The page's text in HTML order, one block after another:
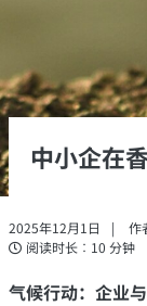
中小企在
2025年12月1日
作
阅读时长︰10 分钟
气候行动：企业